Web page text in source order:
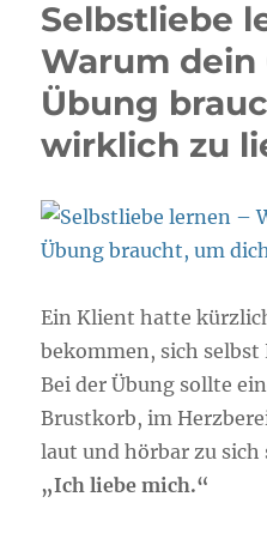
–
&
Selbstliebe
Warum dein
Übung
wirklich zu
Ein Klient hatte
bekommen, sich selbst
Bei der Übung sollte
Brustkorb, im
laut und hörbar zu sich
„Ich liebe mich.“